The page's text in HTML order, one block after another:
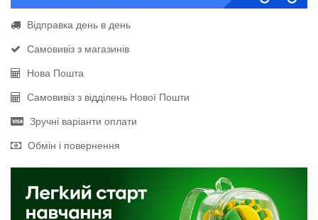
Відправка день в день
Самовивіз з магазинів
Нова Пошта
Самовивіз з відділень Нової Пошти
Зручні варіанти оплати
Обмін і повернення